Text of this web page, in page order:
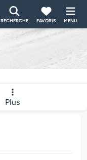
RECHERCHE FAVORIS MENU
Plus